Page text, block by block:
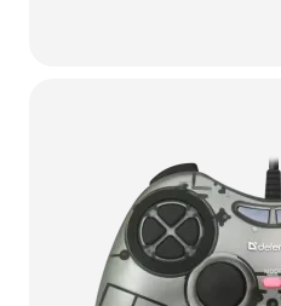
Rozbočovač zástrčky
Stabilizátory napětí
Nabíjení, napájení